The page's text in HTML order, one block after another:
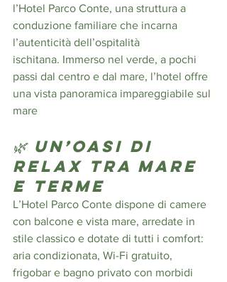
l’Hotel Parco Conte, una struttura a
conduzione familiare che incarna
l’autenticità dell’ospitalità
ischitana. Immerso nel verde, a pochi
passi dal centro e dal mare, l’hotel offre
una vista panoramica impareggiabile sul
mare
🌿 Un’oasi di
relax tra mare
e terme
L’Hotel Parco Conte dispone di camere
con balcone e vista mare, arredate in
stile classico e dotate di tutti i comfort:
aria condizionata, Wi-Fi gratuito,
frigobar e bagno privato con morbidi